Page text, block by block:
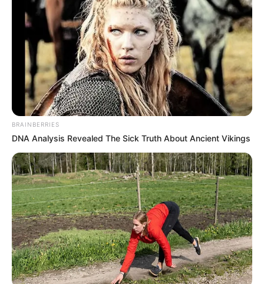
BRAINBERRIES
DNA Analysis Revealed The Sick Truth About Ancient Vikings